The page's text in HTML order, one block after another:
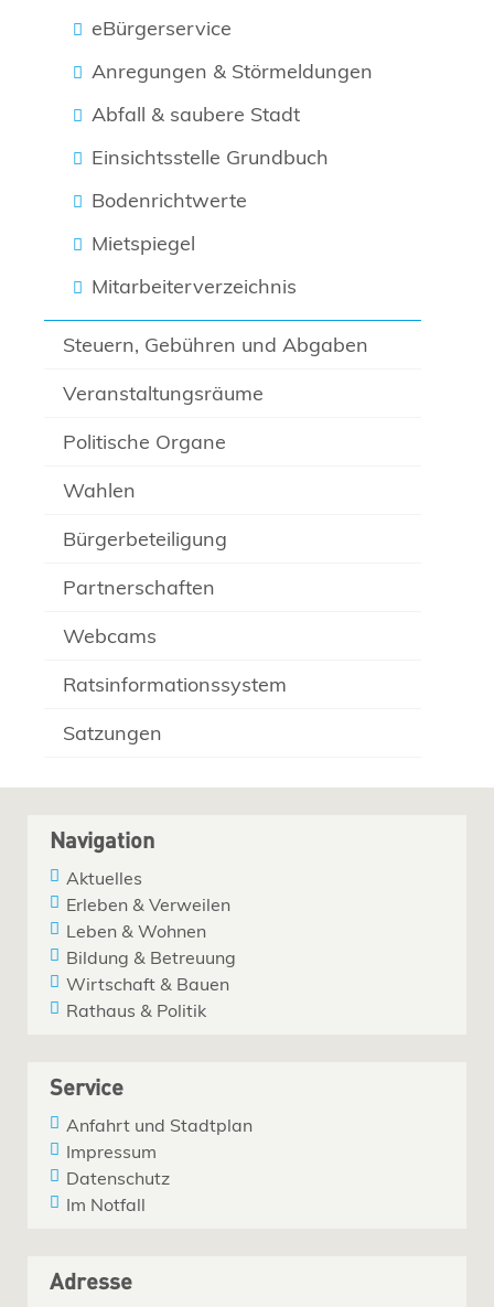
eBürgerservice
Anregungen & Störmeldungen
Abfall & saubere Stadt
Einsichtsstelle Grundbuch
Bodenrichtwerte
Mietspiegel
Mitarbeiterverzeichnis
Steuern, Gebühren und Abgaben
Veranstaltungsräume
Politische Organe
Wahlen
Bürgerbeteiligung
Partnerschaften
Webcams
Ratsinformationssystem
Satzungen
Navigation
Aktuelles
Erleben & Verweilen
Leben & Wohnen
Bildung & Betreuung
Wirtschaft & Bauen
Rathaus & Politik
Service
Anfahrt und Stadtplan
Impressum
Datenschutz
Im Notfall
Adresse